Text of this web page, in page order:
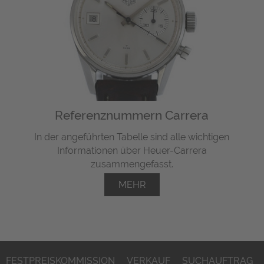
Referenznummern Carrera
In der angeführten Tabelle sind alle wichtigen
Informationen über Heuer-Carrera
zusammengefasst.
MEHR
FESTPREISKOMMISSION VERKAUF SUCHAUFTRAG